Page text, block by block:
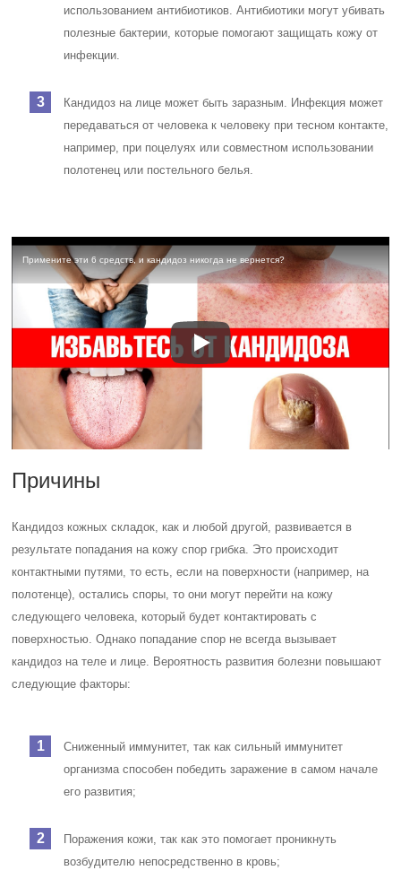
использованием антибиотиков. Антибиотики могут убивать
полезные бактерии, которые помогают защищать кожу от
инфекции.
Кандидоз на лице может быть заразным. Инфекция может
передаваться от человека к человеку при тесном контакте,
например, при поцелуях или совместном использовании
полотенец или постельного белья.
Примените эти 6 средств, и кандидоз никогда не вернется?
Причины
Кандидоз кожных складок, как и любой другой, развивается в
результате попадания на кожу спор грибка. Это происходит
контактными путями, то есть, если на поверхности (например, на
полотенце), остались споры, то они могут перейти на кожу
следующего человека, который будет контактировать с
поверхностью. Однако попадание спор не всегда вызывает
кандидоз на теле и лице. Вероятность развития болезни повышают
следующие факторы:
Сниженный иммунитет, так как сильный иммунитет
организма способен победить заражение в самом начале
его развития;
Поражения кожи, так как это помогает проникнуть
возбудителю непосредственно в кровь;